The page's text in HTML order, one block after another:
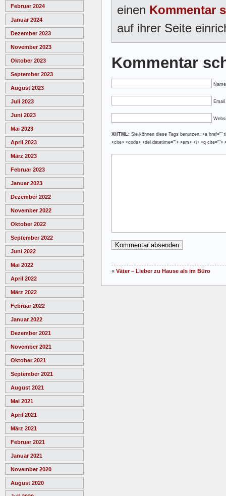
Februar 2024
Januar 2024
Dezember 2023
November 2023
Oktober 2023
September 2023
August 2023
Juli 2023
Juni 2023
Mai 2023
April 2023
März 2023
Februar 2023
Januar 2023
Dezember 2022
November 2022
Oktober 2022
September 2022
Juni 2022
Mai 2022
April 2022
März 2022
Februar 2022
Januar 2022
Dezember 2021
November 2021
Oktober 2021
September 2021
August 2021
Mai 2021
April 2021
März 2021
Februar 2021
Januar 2021
November 2020
August 2020
einen Kommentar
auf ihrer Seite
Kommentar
Name
XHTML: Sie können diese Tags benutzen: <a href=""
<cite> <code> <del datetime=""> <em> <i> <q cite="">
« Väter – Lieber zu Hause als im Büro